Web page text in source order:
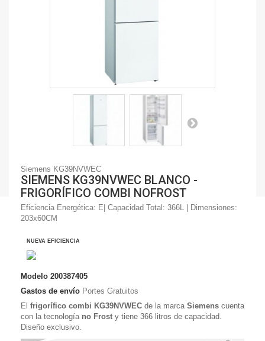
Siemens KG39NVWEC
SIEMENS KG39NVWEC BLANCO -
FRIGORÍFICO COMBI NOFROST
Eficiencia Energética: E| Capacidad Total: 366L | Dimensiones:
203x60CM
NUEVA EFICIENCIA
Modelo 200387405
Gastos de envío Portes Gratuitos
El frigorífico combi KG39NVWEC de la marca Siemens cuenta
con la tecnología no Frost y tiene 366 litros de capacidad.
Diseño exclusivo.